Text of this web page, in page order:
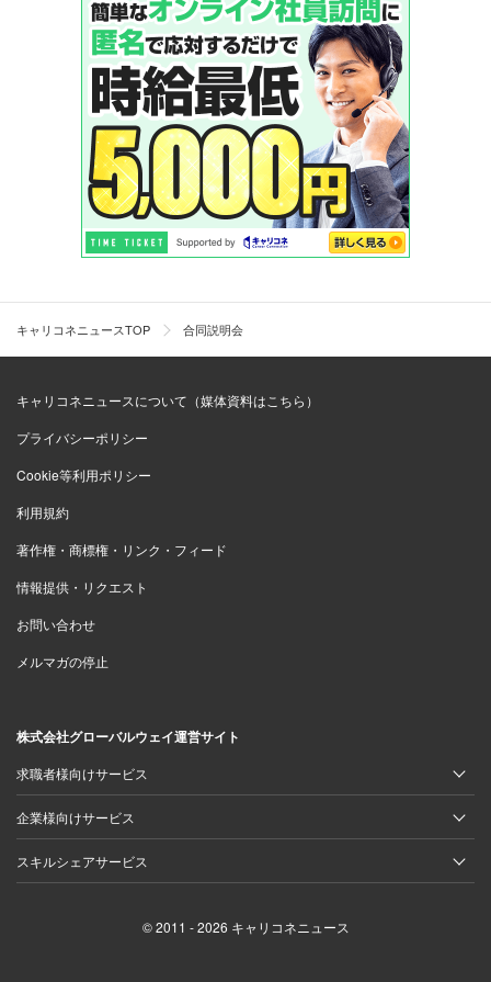
キャリコネニュースTOP 合同説明会
キャリコネニュースについて（媒体資料はこちら）
プライバシーポリシー
Cookie等利用ポリシー
利用規約
著作権・商標権・リンク・フィード
情報提供・リクエスト
お問い合わせ
メルマガの停止
株式会社グローバルウェイ運営サイト
求職者様向けサービス
企業様向けサービス
スキルシェアサービス
© 2011 - 2026 キャリコネニュース